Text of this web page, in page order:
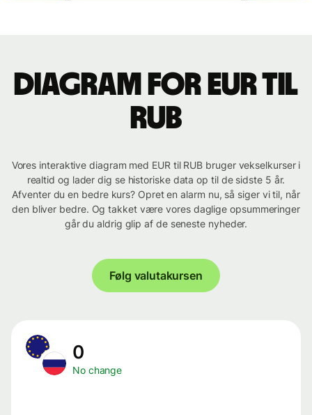
Diagram for EUR til
RUB
Vores interaktive diagram med EUR til RUB bruger vekselkurser i
realtid og lader dig se historiske data op til de sidste 5 år.
Afventer du en bedre kurs? Opret en alarm nu, så siger vi til, når
den bliver bedre. Og takket være vores daglige opsummeringer
går du aldrig glip af de seneste nyheder.
Følg valutakursen
0
No change